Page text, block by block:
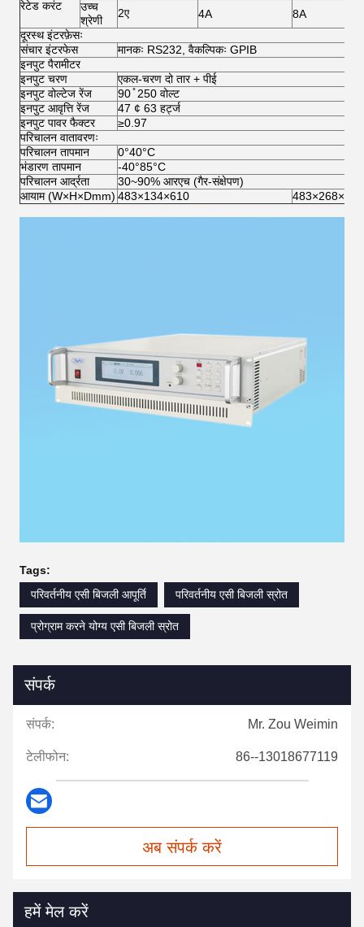
रेटेड करंट
उच्च
श्रेणी
2ए 4A
8A
दूरस्थ इंटरफ़ेसः
संचार इंटरफेस
मानकः RS232, वैकल्पिकः GPIB
इनपुट पैरामीटर
इनपुट चरण
एकल-चरण दो तार + पीई
इनपुट वोल्टेज रेंज
90 ̊ 250 वोल्ट
इनपुट आवृत्ति रेंज
47 ¢ 63 हर्ट्ज
इनपुट पावर फैक्टर
≥0.97
परिचालन वातावरणः
परिचालन तापमान
0°40°C
भंडारण तापमान
-40°85°C
परिचालन आर्द्रता
30~90% आरएच (गैर-संक्षेपण)
आयाम (W×H×Dmm) 483×134×610 483×268×610
Tags:
परिवर्तनीय एसी बिजली आपूर्ति
परिवर्तनीय एसी बिजली स्रोत
प्रोग्राम करने योग्य एसी बिजली स्रोत
संपर्क
संपर्क: Mr. Zou Weimin
टेलीफोन: 86--13018677119
अब संपर्क करें
हमें मेल करें